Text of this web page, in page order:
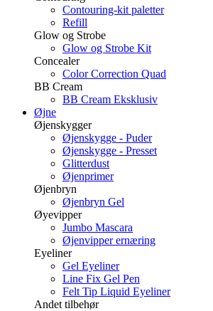
Contouring-kit paletter
Refill
Glow og Strobe
Glow og Strobe Kit
Concealer
Color Correction Quad
BB Cream
BB Cream Eksklusiv
Øjne
Øjenskygger
Øjenskygge - Puder
Øjenskygge - Presset
Glitterdust
Øjenprimer
Øjenbryn
Øjenbryn Gel
Øyevipper
Jumbo Mascara
Øjenvipper ernæring
Eyeliner
Gel Eyeliner
Line Fix Gel Pen
Felt Tip Liquid Eyeliner
Andet tilbehør